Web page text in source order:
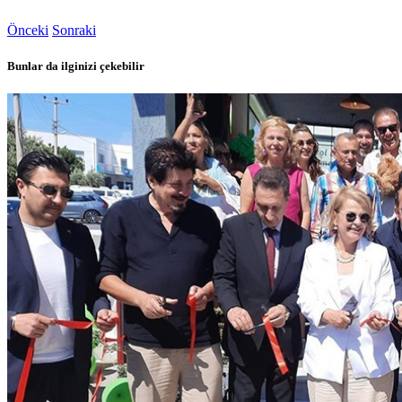
Önceki Sonraki
Bunlar da ilginizi çekebilir